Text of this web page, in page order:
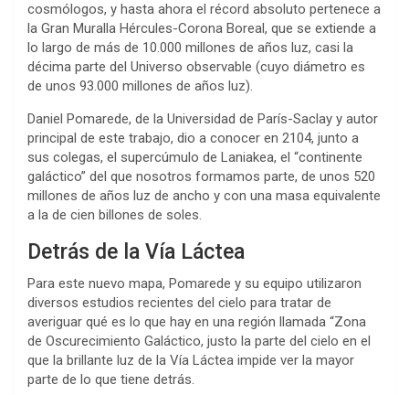
cosmólogos, y hasta ahora el récord absoluto pertenece a
la Gran Muralla Hércules-Corona Boreal, que se extiende a
lo largo de más de 10.000 millones de años luz, casi la
décima parte del Universo observable (cuyo diámetro es
de unos 93.000 millones de años luz).
Daniel Pomarede, de la Universidad de París-Saclay y autor
principal de este trabajo, dio a conocer en 2104, junto a
sus colegas, el supercúmulo de Laniakea, el “continente
galáctico” del que nosotros formamos parte, de unos 520
millones de años luz de ancho y con una masa equivalente
a la de cien billones de soles.
Detrás de la Vía Láctea
Para este nuevo mapa, Pomarede y su equipo utilizaron
diversos estudios recientes del cielo para tratar de
averiguar qué es lo que hay en una región llamada “Zona
de Oscurecimiento Galáctico, justo la parte del cielo en el
que la brillante luz de la Vía Láctea impide ver la mayor
parte de lo que tiene detrás.